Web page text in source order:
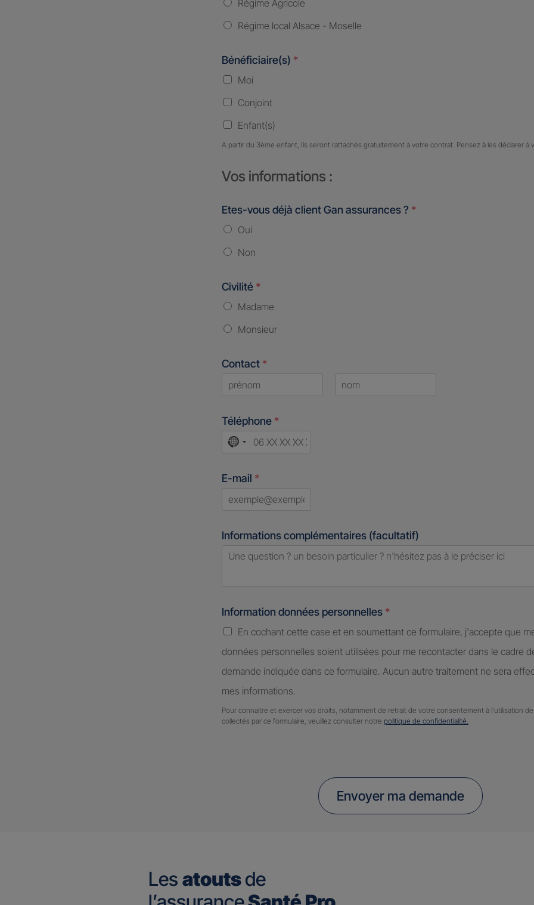
Régime Agricole
Régime local Alsace - Moselle
Bénéficiaire(s) *
Moi
Conjoint
Enfant(s)
A partir du 3ème enfant, Ils seront rattachés gratuitement à votre contrat. Pensez à les déclarer à
Vos informations :
Etes-vous déjà client Gan assurances ? *
Oui
Non
Civilité *
Madame
Monsieur
Contact *
Téléphone *
No
selected
E-mail *
Informations complémentaires (facultatif)
Information données personnelles *
En cochant cette case et en soumettant ce formulaire, j'accepte que
données personnelles soient utilisées pour me recontacter dans le cadre
demande indiquée dans ce formulaire. Aucun autre traitement ne sera
mes informations.
Pour connaitre et exercer vos droits, notamment de retrait de votre consentement à l'utilisation
collectés par ce formulaire, veuillez consulter notre politique de confidentialité.
Envoyer ma demande
Les atoutsde